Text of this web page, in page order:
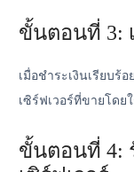
ขั้นตอนที่ 3:
เมื่อชำระเงินเรียบร้
เซิร์ฟเวอร์ที่ขายโดย
ขั้นตอนที่ 4: